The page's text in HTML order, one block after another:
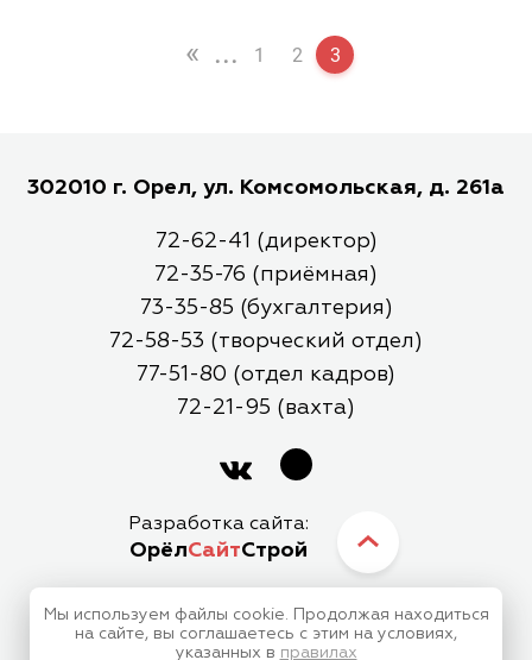
« ... 1 2 3
302010 г. Орел, ул. Комсомольская, д. 261а
72-62-41 (директор)
72-35-76 (приёмная)
73-35-85 (бухгалтерия)
72-58-53 (творческий отдел)
77-51-80 (отдел кадров)
72-21-95 (вахта)
Разработка сайта:
ОрёлСайтСтрой
МБУК Орловский Городской Центр Культуры
Мы используем файлы cookie. Продолжая находиться
на сайте, вы соглашаетесь с этим на условиях,
указанных в правилах